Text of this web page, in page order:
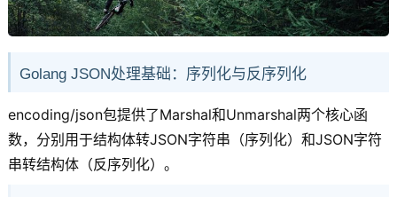
Golang JSON处理基础：序列化与反序列化
encoding/json包提供了Marshal和Unmarshal两个核心函
数，分别用于结构体转JSON字符串（序列化）和JSON字符
串转结构体（反序列化）。